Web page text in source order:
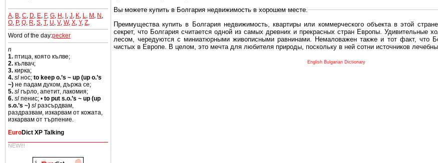
A B C D E F, G H I J K L M N
O P, Q R S T, U V, W, X Y, Z
Word of the day:pecker
n
1. птица, която кълве;
2. кълвач;
3. кирка;
4. sl нос; to keep o.’s ~ up (up o.’s
~) не падам духом, държа се;
5. sl гърло, апетит, лакомия;
6. sl пенис; • to put s.o.’s ~ up (up
s.o.’s ~) sl разсърдвам,
раздразвам, изкарвам от кожата,
изкарвам от търпение.
EuroDict XP Talking
NEW!!!
Вы можете купить в Болгария недвижимость в хорошем месте.
Преимущества купить в Болгария недвижимость, квартиры или коммерческого объекта в этой
секрет, что Болгария считается одной из самых древних и прекрасных стран Европы. Удивительные
лесом, чередуются с миниатюрными живописными равнинами. Немаловажен также и тот факт, что
чистых в Европе. В целом, это мечта для любителя природы, поскольку в ней сотни источников
Еще одно существенное преимущество в плане купить в Болгария недвижимость заключено в том,
English Bulgarian Dictionary